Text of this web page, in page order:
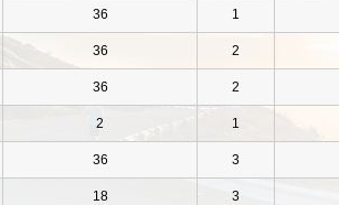
36 1
36 2
36 2
2 1
36 3
18 3